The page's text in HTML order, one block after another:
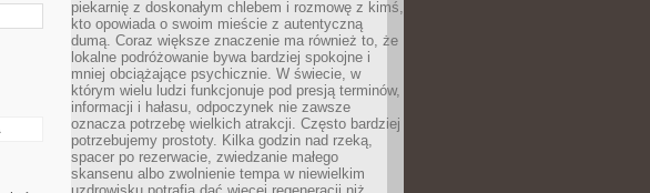
piekarnię z doskonałym chlebem i rozmowę z kimś,
kto opowiada o swoim mieście z autentyczną
dumą. Coraz większe znaczenie ma również to, że
lokalne podróżowanie bywa bardziej spokojne i
mniej obciążające psychicznie. W świecie, w
którym wielu ludzi funkcjonuje pod presją terminów,
informacji i hałasu, odpoczynek nie zawsze
oznacza potrzebę wielkich atrakcji. Często bardziej
potrzebujemy prostoty. Kilka godzin nad rzeką,
spacer po rezerwacie, zwiedzanie małego
skansenu albo zwolnienie tempa w niewielkim